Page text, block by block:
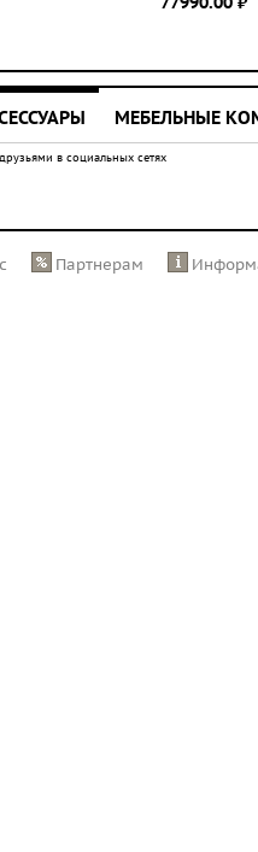
МЕБЕЛЬНЫЕ
в социальных сетях
Партнерам